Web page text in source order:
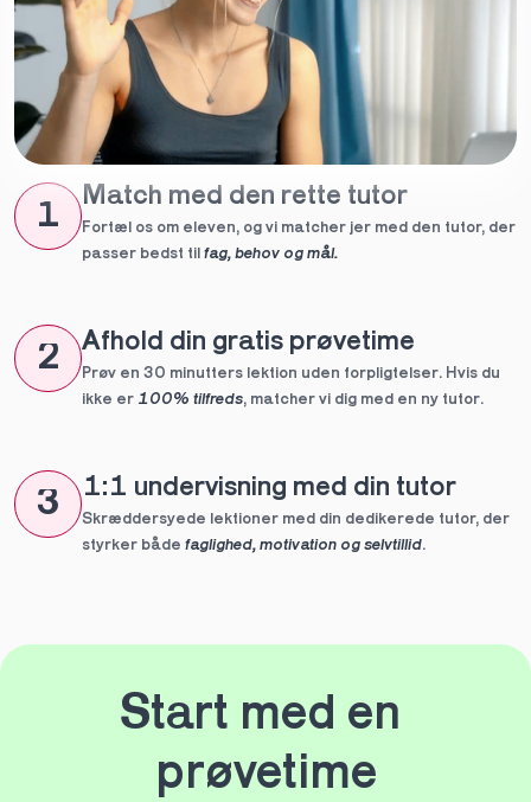
1
Match med den rette tutor
Fortæl os om eleven, og vi matcher jer med den tutor, der
passer bedst til fag, behov og mål.
2 Afhold din gratis prøvetime
Prøv en 30 minutters lektion uden forpligtelser. Hvis du
ikke er 100% tilfreds, matcher vi dig med en ny tutor.
3 1:1 undervisning med din tutor
Skræddersyede lektioner med din dedikerede tutor, der
styrker både faglighed, motivation og selvtillid.
Start med en
prøvetime